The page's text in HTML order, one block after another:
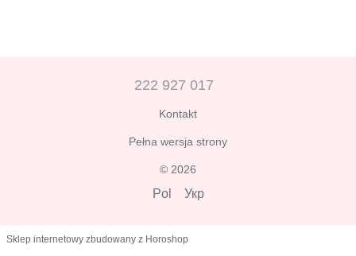
222 927 017
Kontakt
Pełna wersja strony
© 2026
Pol Укр
Sklep internetowy zbudowany z Horoshop